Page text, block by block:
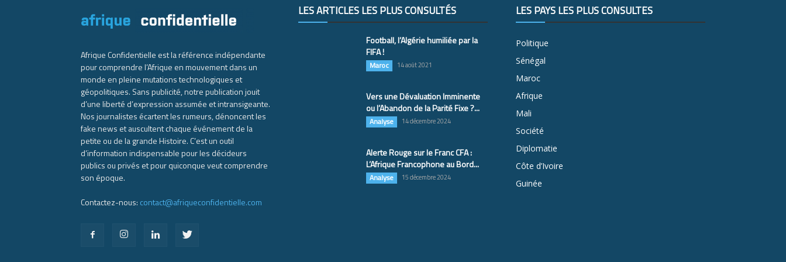
Afrique Confidentielle est la référence indépendante
pour comprendre l’Afrique en mouvement dans un
monde en pleine mutations technologiques et
géopolitiques. Sans publicité, notre publication jouit
d’une liberté d’expression assumée et intransigeante.
Nos journalistes écartent les rumeurs, dénoncent les
fake news et auscultent chaque événement de la
petite ou de la grande Histoire. C’est un outil
d’information indispensable pour les décideurs
publics ou privés et pour quiconque veut comprendre
son époque.
Contactez-nous: contact@afriqueconfidentielle.com
LES ARTICLES LES PLUS CONSULTÉS
Football, l’Algérie humiliée par la
FIFA !
Maroc 14 août 2021
Vers une Dévaluation Imminente
ou l’Abandon de la Parité Fixe ?...
Analyse 14 décembre 2024
Alerte Rouge sur le Franc CFA :
L’Afrique Francophone au Bord...
Analyse 15 décembre 2024
LES PAYS LES PLUS CONSULTÉS
Politique
Sénégal
Maroc
Afrique
Mali
Société
Diplomatie
Côte d’Ivoire
Guinée